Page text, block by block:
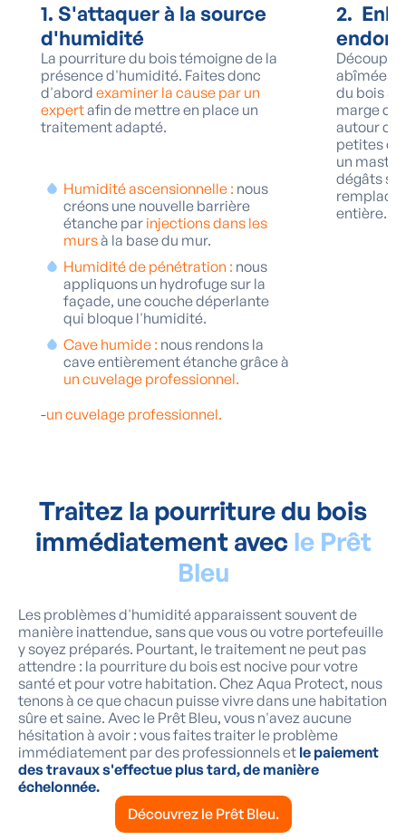
1. S'attaquer à la source
d'humidité
La pourriture du bois témoigne de la
présence d'humidité. Faites donc
d'abord examiner la cause par un
expertafin de mettre en place un
traitement adapté.
Humidité ascensionnelle : nous
créons une nouvelle barrière
étanche par injections dans les
mursà la base du mur.
Humidité de pénétration : nous
appliquons un hydrofuge sur la
façade, une couche déperlante
qui bloque l'humidité.
Cave humide : nous rendons la
cave entièrement étanche grâce à
un cuvelage professionnel.
-un cuvelage professionnel.
2.
abîmées
du bois
marge de
autour de
petites
un mastic
dégâts
entière.
Traitez la pourriture du bois
immédiatement avec le Prêt
Bleu
Les problèmes d'humidité apparaissent souvent de
manière inattendue, sans que vous ou votre portefeuille
y soyez préparés. Pourtant, le traitement ne peut pas
attendre : la pourriture du bois est nocive pour votre
santé et pour votre habitation. Chez Aqua Protect, nous
tenons à ce que chacun puisse vivre dans une habitation
sûre et saine. Avec le Prêt Bleu, vous n'avez aucune
hésitation à avoir : vous faites traiter le problème
immédiatement par des professionnels et le paiement
des travaux s'effectue plus tard, de manière
échelonnée.
Découvrez le Prêt Bleu.